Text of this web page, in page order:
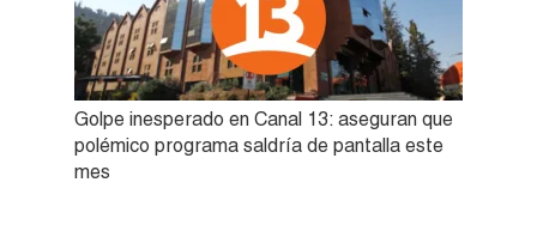
Golpe inesperado en Canal 13: aseguran que
polémico programa saldría de pantalla este
mes